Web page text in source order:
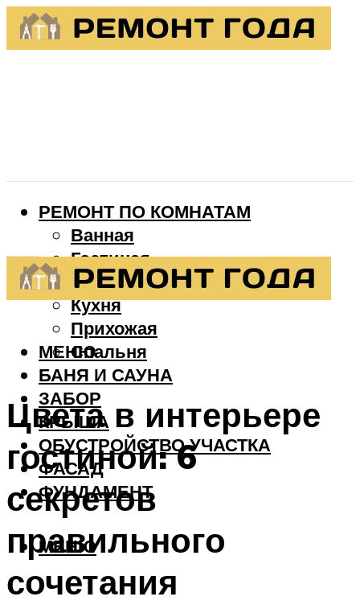
РЕМОНТ ПО КОМНАТАМ
Ванная
Гостиная
Детская
Кухня
Прихожая
Спальня
БАНЯ И САУНА
ЗАБОР
КРЫША
ОБУСТРОЙСТВО УЧАСТКА
ФАСАД
ФУНДАМЕНТ
МЕНЮ
МЕНЮ
Цвета в интерьере
гостиной: 6
секретов
правильного
сочетания